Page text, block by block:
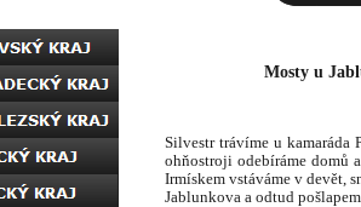
Mosty u
Silvestr trávíme u kamaráda
ohňostroji odebíráme domů
Irmískem vstáváme v devět,
Jablunkova a odtud